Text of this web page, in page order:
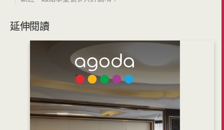
延伸閱讀